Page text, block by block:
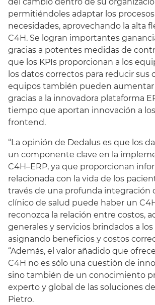
permitiéndoles adaptar los procesos
necesidades, aprovechando la alta
C4H. Se logran importantes
gracias a potentes medidas de
que los KPIs proporcionan a los
los datos correctos para reducir sus
equipos también pueden aumentar
gracias a la innovadora plataforma
tiempo que aportan innovación a
frontend.
“La opinión de Dedalus es que los
un componente clave en la
C4H–ERP, ya que proporcionan
relacionada con la vida de los
través de una profunda integración
clínico de salud puede haber un
reconozca la relación entre costos,
generales y servicios brindados a
asignando beneficios y costos
“Además, el valor añadido que
C4H no es sólo una cuestión de
sino también de un conocimiento
experto y global de las soluciones
Pietro.